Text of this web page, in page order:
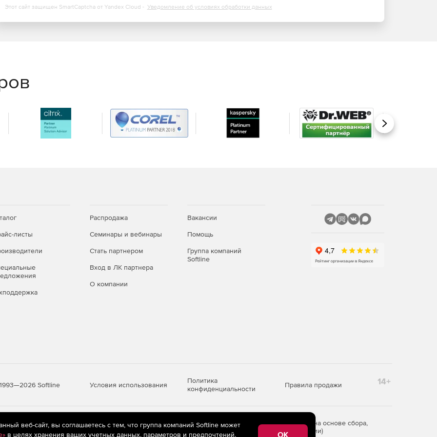
проекта в наиболее востребованные форматы
которые сотрудничают с государственными
Этот сайт защищен SmartCaptcha от Yandex Cloud - Уведомление об условиях обработки данных
Вперед
листы
Распродажа
Семинары и вебинары
Стать партнером
Вход в ЛК партнера
О компании
Вакансии
Помощь
Группа компаний
Softline
Softline Условия использования
Политика
конфиденциальности
Правила продажи 14+
рекомендательные технологии(информационные технологии предоставления информации на основе сбора,
пользователей сети «Интернет», находящихся на территории Российской Федерации)
веб-сайт, вы соглашаетесь с тем, что группа компаний Softline может
в целях хранения ваших учетных данных, параметров и предпочтений, OK